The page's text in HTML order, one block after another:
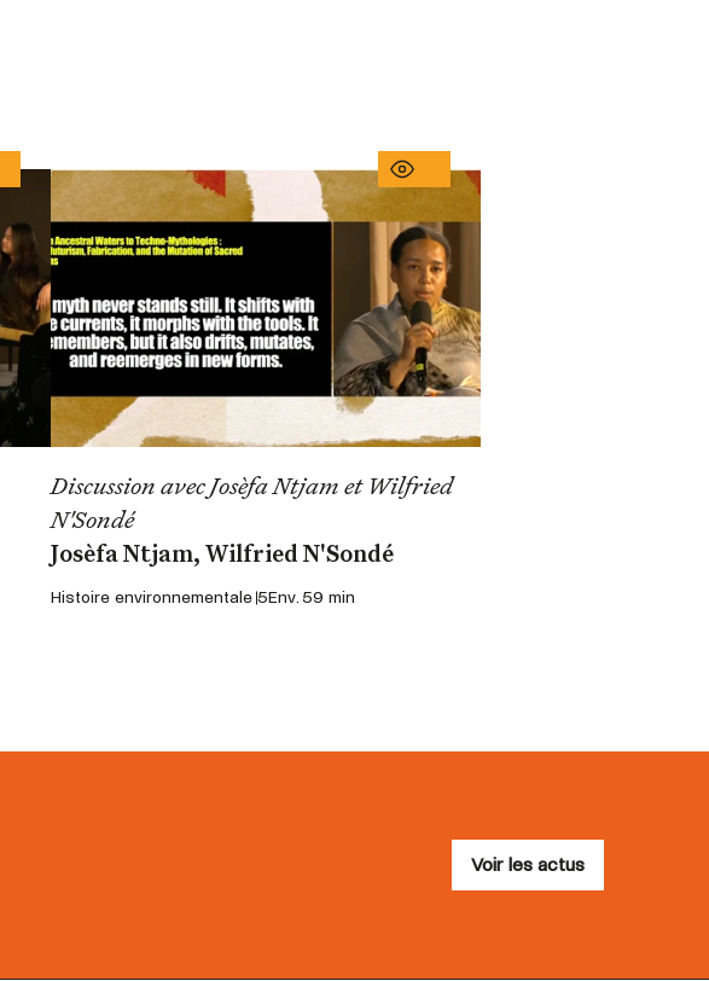
Discussion avec Josèfa Ntjam et Wilfried
N'Sondé
Josèfa Ntjam, Wilfried N'Sondé
Histoire environnementale 5Env. 59 min
Voir les actus